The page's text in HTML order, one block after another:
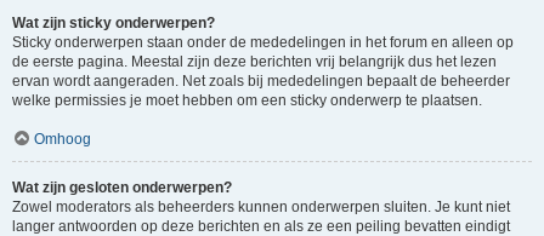
Wat zijn sticky onderwerpen?
Sticky onderwerpen staan onder de mededelingen in het forum en alleen op
de eerste pagina. Meestal zijn deze berichten vrij belangrijk dus het lezen
ervan wordt aangeraden. Net zoals bij mededelingen bepaalt de beheerder
welke permissies je moet hebben om een sticky onderwerp te plaatsen.
Omhoog
Wat zijn gesloten onderwerpen?
Zowel moderators als beheerders kunnen onderwerpen sluiten. Je kunt niet
langer antwoorden op deze berichten en als ze een peiling bevatten eindigt